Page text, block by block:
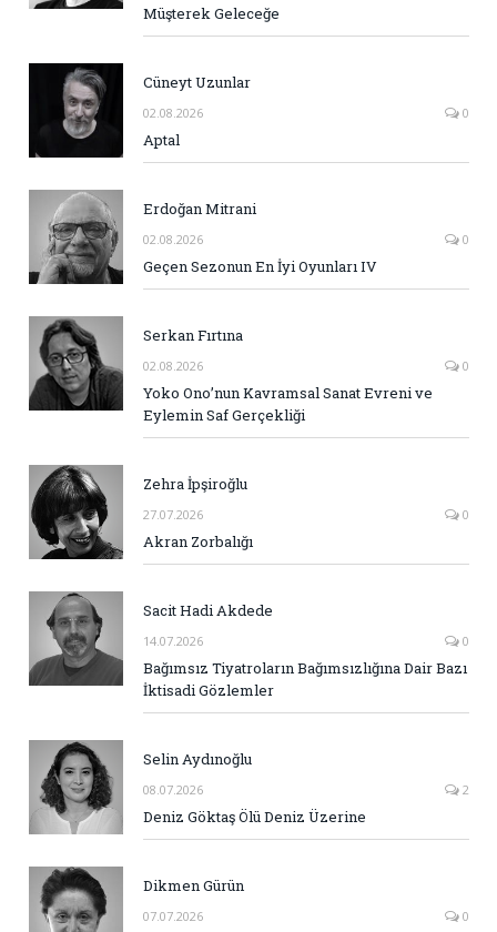
Müşterek Geleceğe
Cüneyt Uzunlar
02.08.2026 0
Aptal
Erdoğan Mitrani
02.08.2026 0
Geçen Sezonun En İyi Oyunları IV
Serkan Fırtına
02.08.2026 0
Yoko Ono’nun Kavramsal Sanat Evreni ve
Eylemin Saf Gerçekliği
Zehra İpşiroğlu
27.07.2026 0
Akran Zorbalığı
Sacit Hadi Akdede
14.07.2026 0
Bağımsız Tiyatroların Bağımsızlığına Dair Bazı
İktisadi Gözlemler
Selin Aydınoğlu
08.07.2026 2
Deniz Göktaş Ölü Deniz Üzerine
Dikmen Gürün
07.07.2026 0